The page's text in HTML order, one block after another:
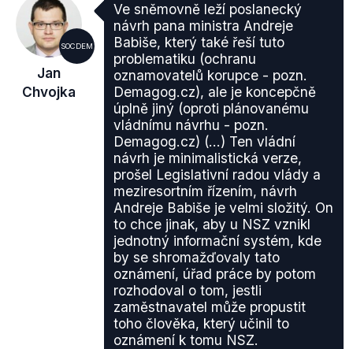
SOCDEM
Jan
Chvojka
Ve sněmovně leží poslanecký
návrh pana ministra Andreje
Babiše, který také řeší tuto
problematiku (ochranu
oznamovatelů korupce - pozn.
Demagog.cz), ale je koncepčně
úplně jiný (oproti plánovanému
vládnímu návrhu - pozn.
Demagog.cz) (...) Ten vládní
návrh je minimalistická verze,
prošel Legislativní radou vlády a
meziresortním řízením, návrh
Andreje Babiše je velmi složitý. On
to chce jinak, aby u NSZ vznikl
jednotný informační systém, kde
by se shromažďovaly tato
oznámení, úřad práce by potom
rozhodoval o tom, jestli
zaměstnavatel může propustit
toho člověka, který učinil to
oznámení k tomu NSZ.